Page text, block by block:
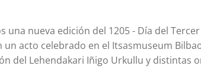
una nueva edición del 1205 - Día del
un acto celebrado en el Itsasmuseum
del Lehendakari Iñigo Urkullu y distintas